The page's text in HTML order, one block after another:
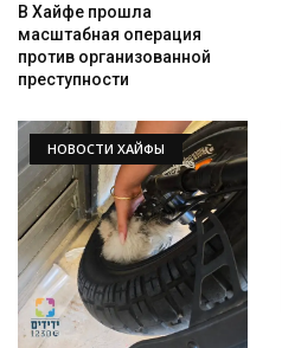
В Хайфе прошла
масштабная операция
против организованной
преступности
НОВОСТИ ХАЙФЫ